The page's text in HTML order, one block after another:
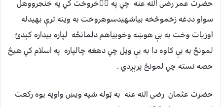
حضرت عمر رضی الله عنه چي په اۤخروخت کي په خنجرووهل
سواو ددغه زخموڅخه بياشهيدسوهروخت به وينه ترې بهيدله
اوزيات وخت به بې هوښه وخوبياهم دلمانځه لپاره بيداره کېدئ
لمونځ به يې کاوه دا به يې ويل چي دهغه چالپاره په اسلام کي هيڅ
حصه نسته چي لمونځ پرېږدي .
حضرت عثمان رضی الله عنه به ټوله شپه ويښ واوپه يوه رکعت